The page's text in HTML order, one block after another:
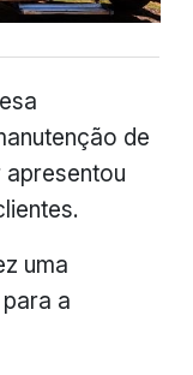
de
uma
a